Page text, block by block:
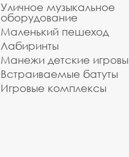
Уличное музыкальное
оборудование
Маленький пешеход
Лабиринты
Манежи детские
Встраиваемые батуты
Игровые комплексы